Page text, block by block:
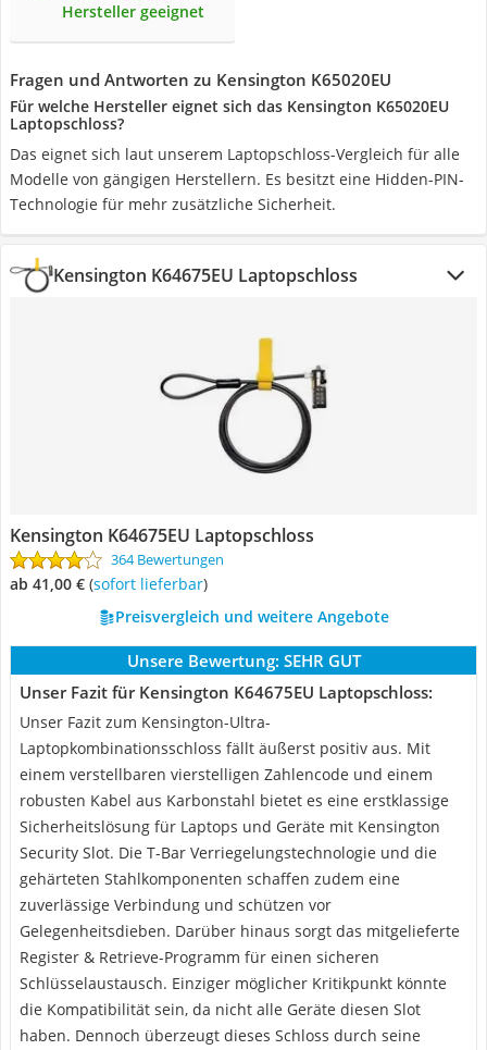
Hersteller geeignet
Fragen und Antworten zu Kensington K65020EU
Für welche Hersteller eignet sich das Kensington K65020EU
Laptopschloss?
Das eignet sich laut unserem Laptopschloss-Vergleich für alle
Modelle von gängigen Herstellern. Es besitzt eine Hidden-PIN-
Technologie für mehr zusätzliche Sicherheit.
Kensington K64675EU Laptopschloss
Kensington K64675EU Laptopschloss
364 Bewertungen
ab 41,00 € ( Sofort lieferbar)
Preisvergleich und weitere Angebote
Unsere Bewertung: SEHR GUT
Unser Fazit für Kensington K64675EU Laptopschloss:
Unser Fazit zum Kensington-Ultra-
Laptopkombinationsschloss fällt äußerst positiv aus. Mit
einem verstellbaren vierstelligen Zahlencode und einem
robusten Kabel aus Karbonstahl bietet es eine erstklassige
Sicherheitslösung für Laptops und Geräte mit Kensington
Security Slot. Die T-Bar Verriegelungstechnologie und die
gehärteten Stahlkomponenten schaffen zudem eine
zuverlässige Verbindung und schützen vor
Gelegenheitsdieben. Darüber hinaus sorgt das mitgelieferte
Register & Retrieve-Programm für einen sicheren
Schlüsselaustausch. Einziger möglicher Kritikpunkt könnte
die Kompatibilität sein, da nicht alle Geräte diesen Slot
haben. Dennoch überzeugt dieses Schloss durch seine